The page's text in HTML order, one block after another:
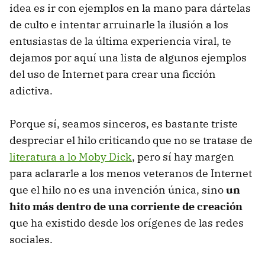
idea es ir con ejemplos en la mano para dártelas
de culto e intentar arruinarle la ilusión a los
entusiastas de la última experiencia viral, te
dejamos por aquí una lista de algunos ejemplos
del uso de Internet para crear una ficción
adictiva.
Porque sí, seamos sinceros, es bastante triste
despreciar el hilo criticando que no se tratase de
literatura a lo Moby Dick, pero sí hay margen
para aclararle a los menos veteranos de Internet
que el hilo no es una invención única, sinoun
hito más dentro de una corriente de creación
que ha existido desde los orígenes de las redes
sociales.